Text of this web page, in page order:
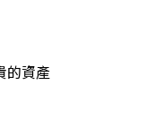
的資產